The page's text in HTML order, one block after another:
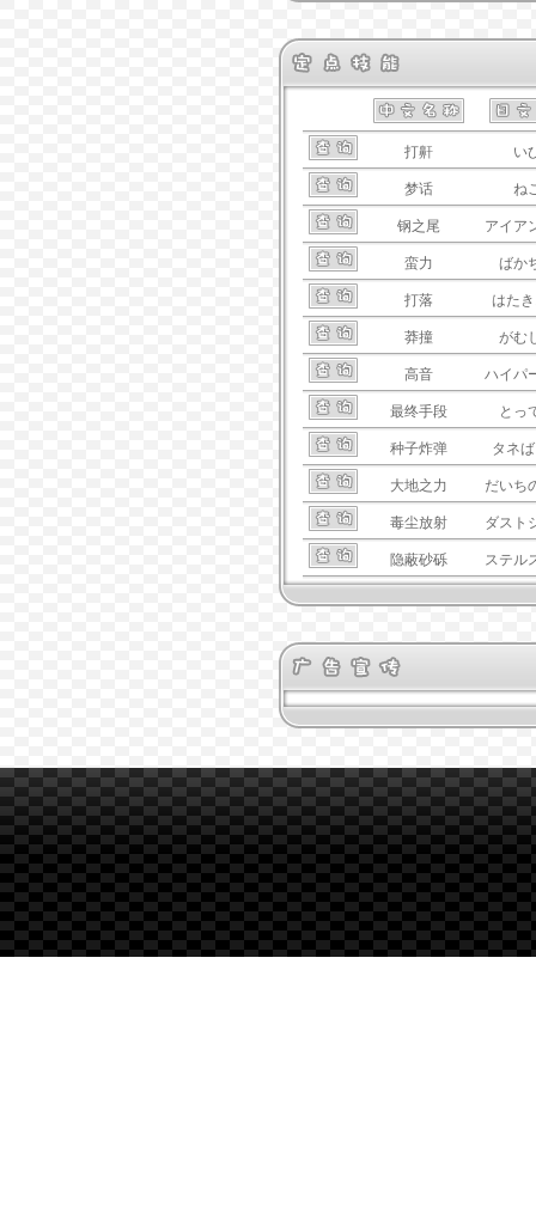
打鼾 い
梦话 ね
钢之尾 アイア
蛮力 ばか
打落 はた
莽撞 がむ
高音 ハイパ
最终手段 とっ
种子炸弹 タネ
大地之力 だいち
毒尘放射 ダスト
隐蔽砂砾 ステル